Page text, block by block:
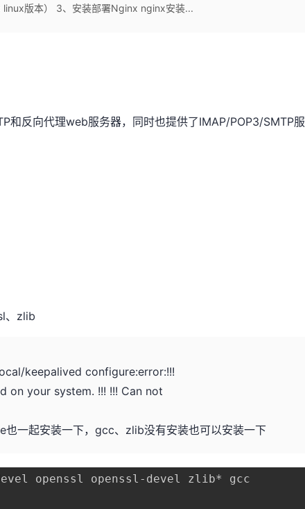
linux版本） 3、安装部署Nginx nginx安装...
和反向代理web服务器，同时也提供了IMAP/POP3/SMTP服
、zlib
keepalived configure:error:!!!
on your system. !!! !!! Can not
一起安装一下，gcc、zlib没有安装也可以安装一下
openssl openssl-devel zlib* gcc